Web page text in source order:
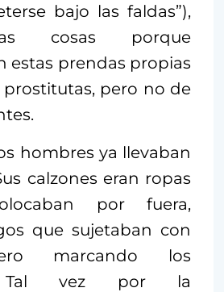
bajo las faldas”),
cosas porque
estas prendas propias
prostitutas, pero no de
hombres ya llevaban
calzones eran ropas
por fuera,
que sujetaban con
marcando los
Tal vez por la